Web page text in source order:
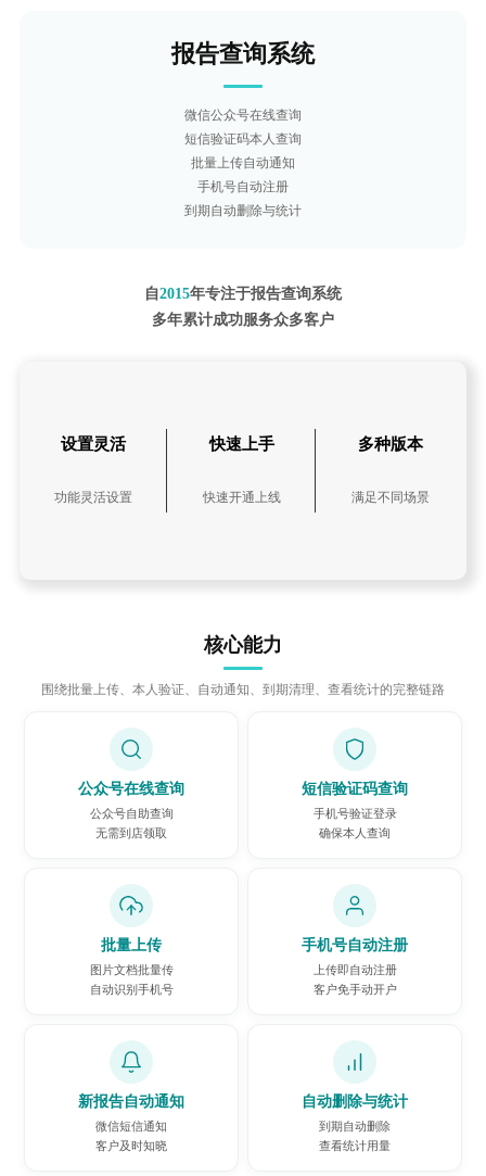
报告查询系统
微信公众号在线查询
短信验证码本人查询
批量上传自动通知
手机号自动注册
到期自动删除与统计
自2015年专注于报告查询系统
多年累计成功服务众多客户
设置灵活
功能灵活设置
快速上手
快速开通上线
多种版本
满足不同场景
核心能力
围绕批量上传、本人验证、自动通知、到期清理、查看统计的完整链路
公众号在线查询
公众号自助查询
无需到店领取
短信验证码查询
手机号验证登录
确保本人查询
批量上传
图片文档批量传
自动识别手机号
手机号自动注册
上传即自动注册
客户免手动开户
新报告自动通知
微信短信通知
客户及时知晓
自动删除与统计
到期自动删除
查看统计用量